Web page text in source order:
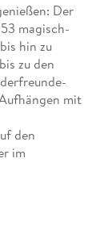
Der
magisch-
hin zu
zu den
mit
den
im